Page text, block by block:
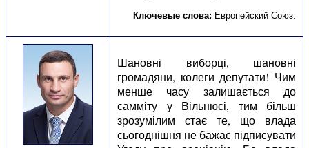
Ключевые слова: Европейский Союз
Шановні виборці, шановні
громадяни, колеги депутати! Чим
менше часу залишається до
самміту у Вільнюсі, тим більш
зрозумілим стає те, що влада
сьогоднішня не бажає підписувати